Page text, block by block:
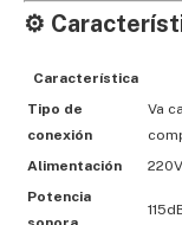
⚙️
Característica
Tipo de
conexión
Va
Alimentación
Potencia